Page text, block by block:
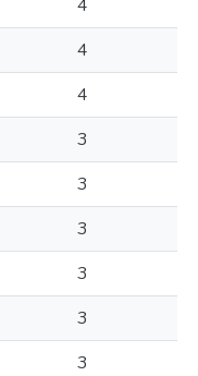
4
4
4
3
3
3
3
3
3